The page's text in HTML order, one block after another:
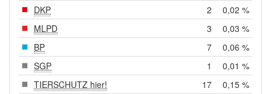
DKP
2
0,02 %
MLPD
3
0,03 %
BP
7
0,06 %
SGP
1
0,01 %
TIERSCHUTZ hier!
17
0,15 %